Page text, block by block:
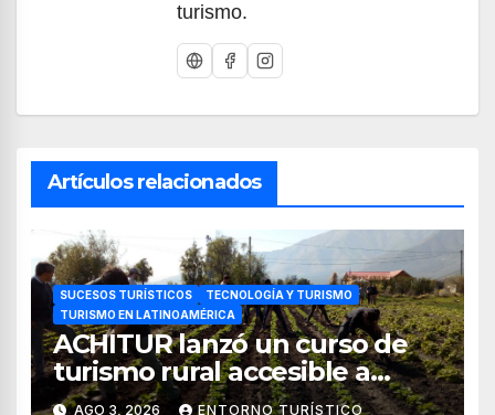
turismo.
Artículos relacionados
SUCESOS TURÍSTICOS
TECNOLOGÍA Y TURISMO
TURISMO EN LATINOAMÉRICA
ACHITUR lanzó un curso de
turismo rural accesible a
través de WhatsApp
AGO 3, 2026 ENTORNO TURÍSTICO